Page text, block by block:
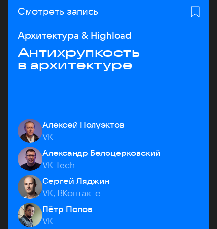
Смотреть запись
Архитектура & Highload
Антихрупкость
в архитектуре
Алексей Полуэктов
VK
Александр Белоцерковский
VK Tech
Сергей Ляджин
VK, ВКонтакте
Пётр Попов
VK